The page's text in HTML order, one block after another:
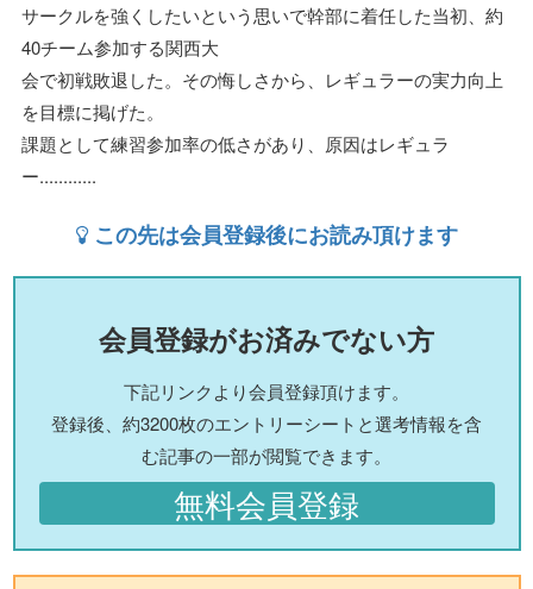
サークルを強くしたいという思いで幹部に着任した当初、約
40チーム参加する関西大
会で初戦敗退した。その悔しさから、レギュラーの実力向上
を目標に掲げた。
課題として練習参加率の低さがあり、原因はレギュラ
ー............
この先は会員登録後にお読み頂けます
会員登録がお済みでない方
下記リンクより会員登録頂けます。
登録後、約3200枚のエントリーシートと選考情報を含
む記事の一部が閲覧できます。
無料会員登録